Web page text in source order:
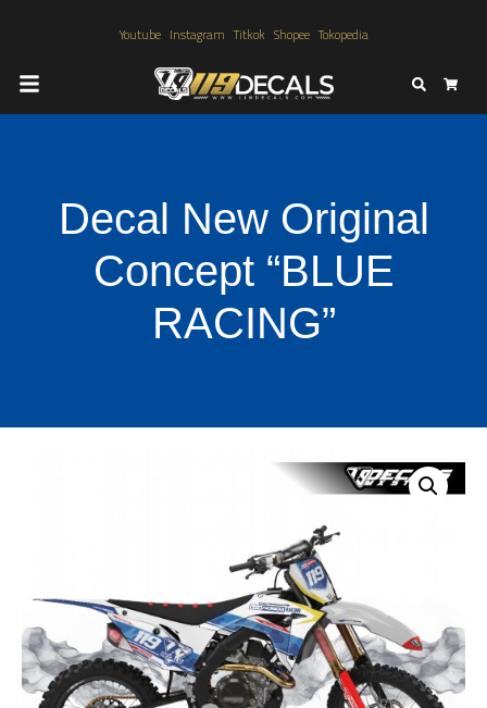
Youtube Instagram Titkok Shopee Tokopedia
SearchCart
Decal New Original
Concept “BLUE
RACING”